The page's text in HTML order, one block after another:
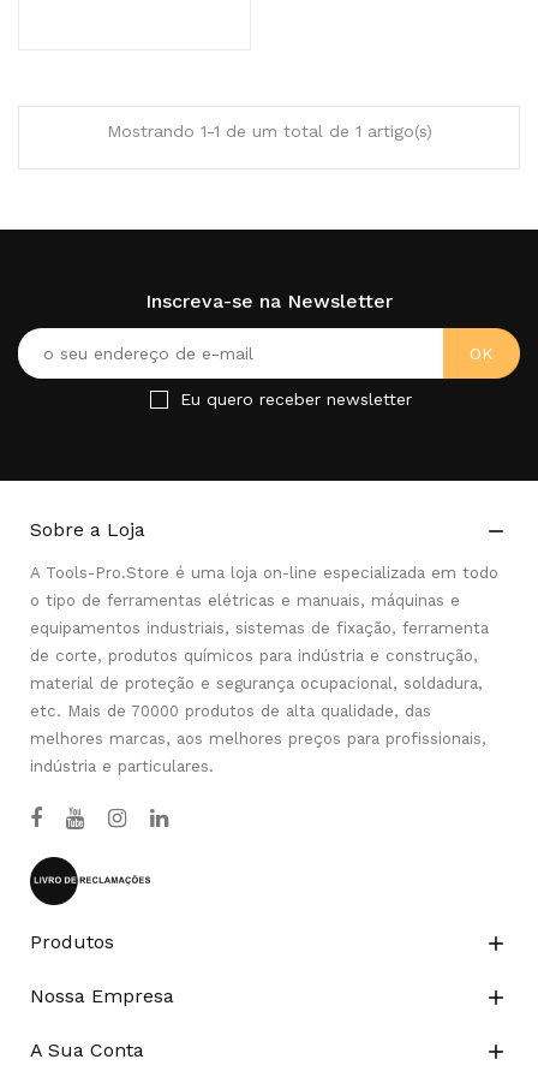
Mostrando 1-1 de um total de 1 artigo(s)
Inscreva-se na Newsletter
Eu quero receber newsletter
Sobre a Loja 
A Tools-Pro.Store é uma loja on-line especializada em todo
o tipo de ferramentas elétricas e manuais, máquinas e
equipamentos industriais, sistemas de fixação, ferramenta
de corte, produtos químicos para indústria e construção,
material de proteção e segurança ocupacional, soldadura,
etc. Mais de 70000 produtos de alta qualidade, das
melhores marcas, aos melhores preços para profissionais,
indústria e particulares.
Produtos 
Nossa Empresa 
A Sua Conta 